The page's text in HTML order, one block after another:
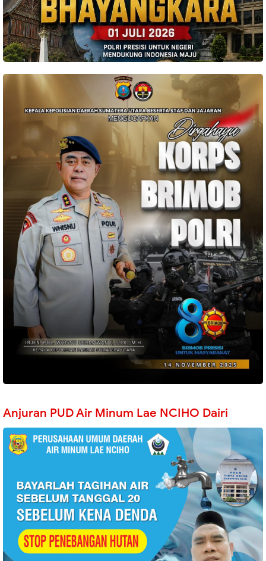
Anjuran PUD Air Minum Lae NCIHO Dairi